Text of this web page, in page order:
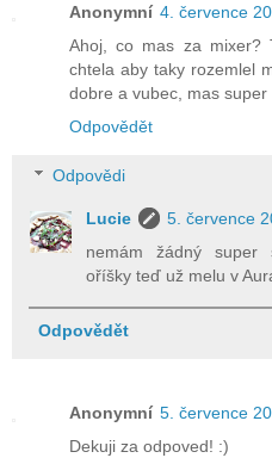
Anonymní 4. července
Ahoj, co mas za mixer?
chtela aby taky rozemlel
dobre a vubec, mas super
Odpovědět
Odpovědi
Lucie
5. července
nemám žádný super
oříšky teď už melu v
Odpovědět
Anonymní 5. července
Dekuji za odpoved! :)